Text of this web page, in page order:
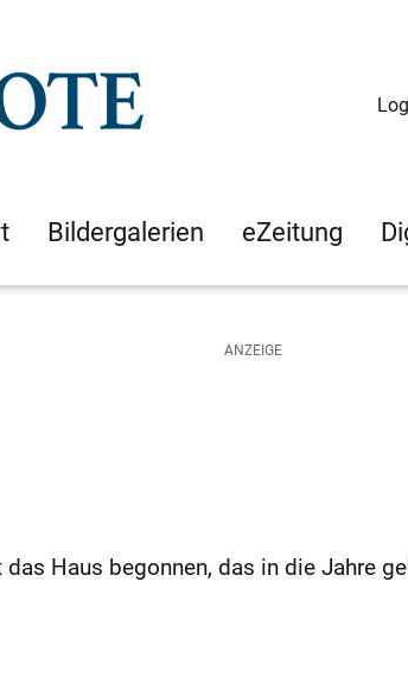
Bildergalerien eZeitung
Haus begonnen, das in die Jahre